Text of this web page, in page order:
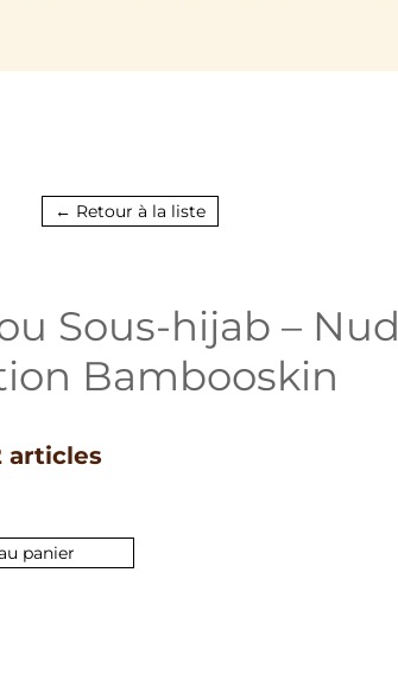
← Retour à la liste
Sous-hijab –
Bambooskin
articles
panier